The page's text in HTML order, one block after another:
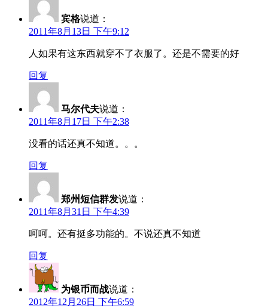
宾格说道：
2011年8月13日 下午9:12
人如果有这东西就穿不了衣服了。还是不需要的好
回复
马尔代夫说道：
2011年8月17日 下午2:38
没看的话还真不知道。。。
回复
郑州短信群发说道：
2011年8月31日 下午4:39
呵呵。还有挺多功能的。不说还真不知道
回复
为银币而战说道：
2012年12月26日 下午6:59